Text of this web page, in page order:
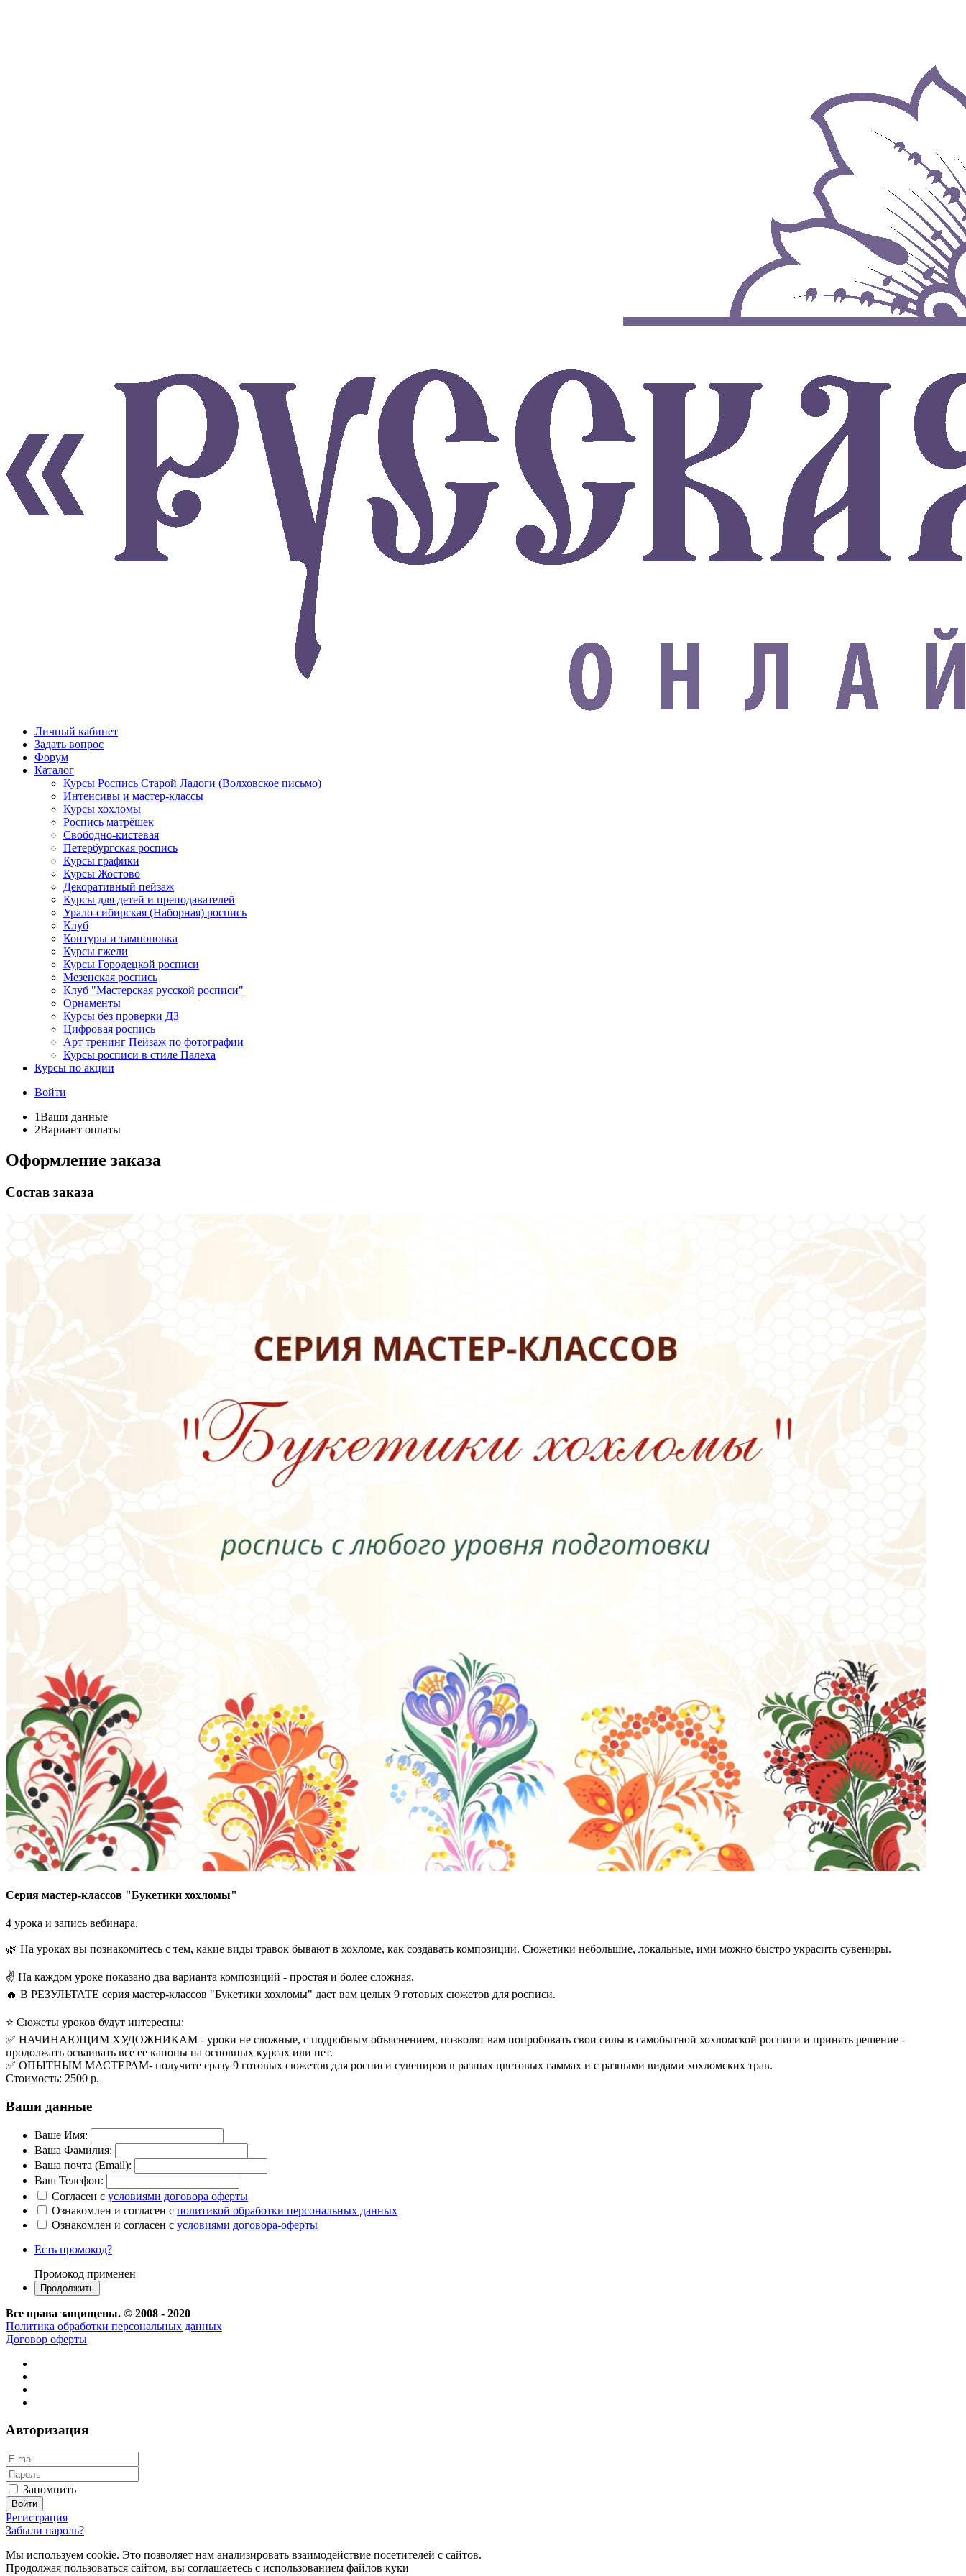
Личный кабинет
Задать вопрос
Форум
Каталог
Курсы Роспись Старой Ладоги (Волховское письмо)
Интенсивы и мастер-классы
Курсы хохломы
Роспись матрёшек
Свободно-кистевая
Петербургская роспись
Курсы графики
Курсы Жостово
Декоративный пейзаж
Курсы для детей и преподавателей
Урало-сибирская (Наборная) роспись
Клуб
Контуры и тампоновка
Курсы гжели
Курсы Городецкой росписи
Мезенская роспись
Клуб "Мастерская русской росписи"
Орнаменты
Курсы без проверки ДЗ
Цифровая роспись
Арт тренинг Пейзаж по фотографии
Курсы росписи в стиле Палеха
Курсы по акции
Войти
1Ваши данные
2Вариант оплаты
Оформление заказа
Состав заказа
Серия мастер-классов "Букетики хохломы"
4 урока и запись вебинара.
🌿 На уроках вы познакомитесь с тем, какие виды травок бывают в хохломе, как создавать композиции. Сюжетики небольшие, локальные, ими можно быстро украсить сувениры.
✌ На каждом уроке показано два варианта композиций - простая и более сложная.
🔥 В РЕЗУЛЬТАТЕ серия мастер-классов "Букетики хохломы" даст вам целых 9 готовых сюжетов для росписи.
⭐ Сюжеты уроков будут интересны:
✅ НАЧИНАЮЩИМ ХУДОЖНИКАМ - уроки не сложные, с подробным объяснением, позволят вам попробовать свои силы в самобытной хохломской росписи и принять решение -
продолжать осваивать все ее каноны на основных курсах или нет.
✅ ОПЫТНЫМ МАСТЕРАМ- получите сразу 9 готовых сюжетов для росписи сувениров в разных цветовых гаммах и с разными видами хохломских трав.
Стоимость: 2500 р.
Ваши данные
Ваше Имя:
Ваша Фамилия:
Ваша почта (Email):
Ваш Телефон:
Согласен с условиями договора оферты
Ознакомлен и согласен с политикой обработки персональных данных
Ознакомлен и согласен с условиями договора-оферты
Есть промокод?
Промокод применен
Все права защищены. © 2008 - 2020
Политика обработки персональных данных
Договор оферты
Авторизация
Запомнить
Регистрация
Забыли пароль?
Мы используем cookie. Это позволяет нам анализировать взаимодействие посетителей с сайтов.
Продолжая пользоваться сайтом, вы соглашаетесь с использованием файлов куки